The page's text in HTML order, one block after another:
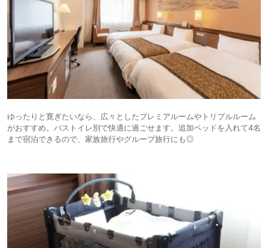
ゆったりと寛ぎたいなら、広々としたプレミアルームやトリプルルーム
がおすすめ。バストイレ別で快適に過ごせます。追加ベッドを入れて4名
まで宿泊できるので、家族旅行やグループ旅行にも◎